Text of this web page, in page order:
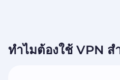
ทำไมต้องใช้ VPN